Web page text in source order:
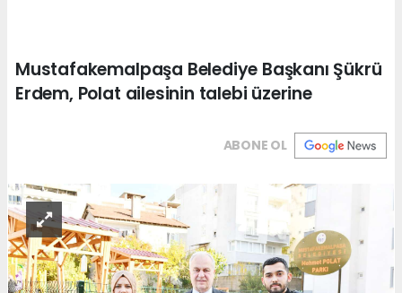
Mustafakemalpaşa Belediye Başkanı Şükrü
Erdem, Polat ailesinin talebi üzerine
ABONE OL